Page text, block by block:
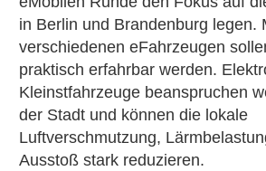
in Berlin und Brandenburg legen.
verschiedenen eFahrzeugen
praktisch erfahrbar werden.
Kleinstfahrzeuge beanspruchen
der Stadt und können die lokale
Luftverschmutzung,
Ausstoß stark reduzieren.